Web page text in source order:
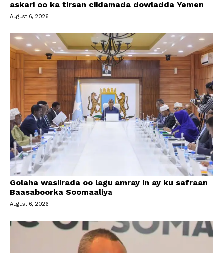
askari oo ka tirsan ciidamada dowladda Yemen
August 6, 2026
Golaha wasiirada oo lagu amray in ay ku safraan
Baasaboorka Soomaaliya
August 6, 2026